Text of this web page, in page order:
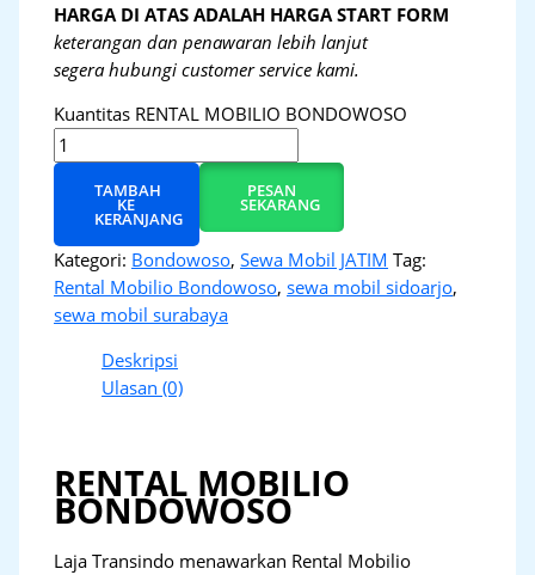
HARGA DI ATAS ADALAH HARGA START FORM
keterangan dan penawaran lebih lanjut
segera hubungi customer service kami.
Kuantitas RENTAL MOBILIO BONDOWOSO
TAMBAH
KE
KERANJANG
PESAN
SEKARANG
Kategori: Bondowoso,Sewa Mobil JATIM Tag:
Rental Mobilio Bondowoso,sewa mobil sidoarjo,
sewa mobil surabaya
Deskripsi
Ulasan (0)
RENTAL MOBILIO
BONDOWOSO
Laja Transindo menawarkan Rental Mobilio